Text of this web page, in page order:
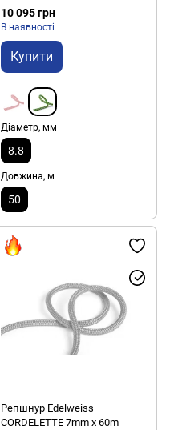
(3700288028693)
10 095 грн
В наявності
Купити
Діаметр, мм
8.8
Довжина, м
50
Репшнур Edelweiss
СORDELETTE 7mm x 60m